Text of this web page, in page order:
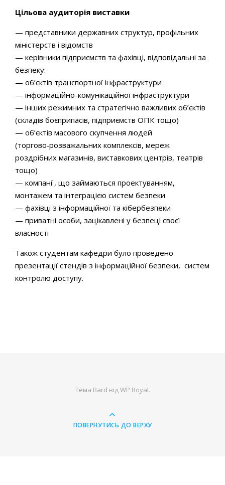
Цільова аудиторія виставки
— представники державних структур, профільних
міністерств і відомств
— керівники підприємств та фахівці, відповідальні за
безпеку:
— об’єктів транспортної інфраструктури
— інформаційно-комунікаційної інфраструктури
— інших режимних та стратегічно важливих об’єктів
(складів боєприпасів, підприємств ОПК тощо)
— об’єктів масового скупчення людей
(торгово‑розважальних комплексів, мереж
роздрібних магазинів, виставкових центрів, театрів
тощо)
— компанії, що займаються проектуванням,
монтажем та інтеграцією систем безпеки
— фахівці з інформаційної та кібербезпеки
— приватні особи, зацікавлені у безпеці своєї
власності
Також студентам кафедри було проведено
презентації стендів з інформаційної безпеки, cистем
контролю доступу.
Тема Bard відWP Royal.
ПОВЕРНУТИСЬ ДО ВЕРХУ